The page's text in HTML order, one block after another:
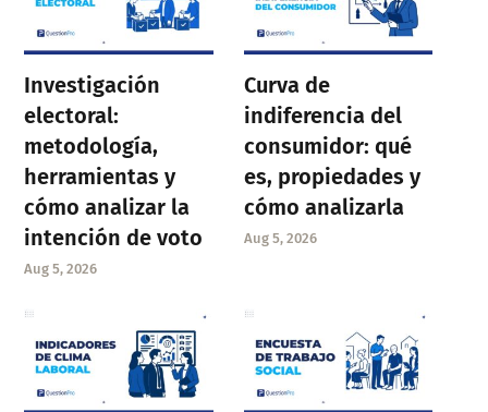
Investigación
electoral:
metodología,
herramientas y
cómo analizar la
intención de voto
Aug 5, 2026
Curva de
indiferencia del
consumidor: qué
es, propiedades y
cómo analizarla
Aug 5, 2026